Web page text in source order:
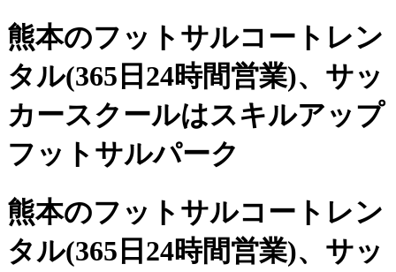
熊本のフットサルコートレン
タル(365日24時間営業)、 サッ
カースクールはスキルアップ
フットサルパーク
熊本のフットサルコートレン
タル(365日24時間営業)、サッ